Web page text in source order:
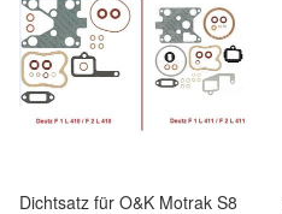
Dichtsatz für O&K Motrak S8